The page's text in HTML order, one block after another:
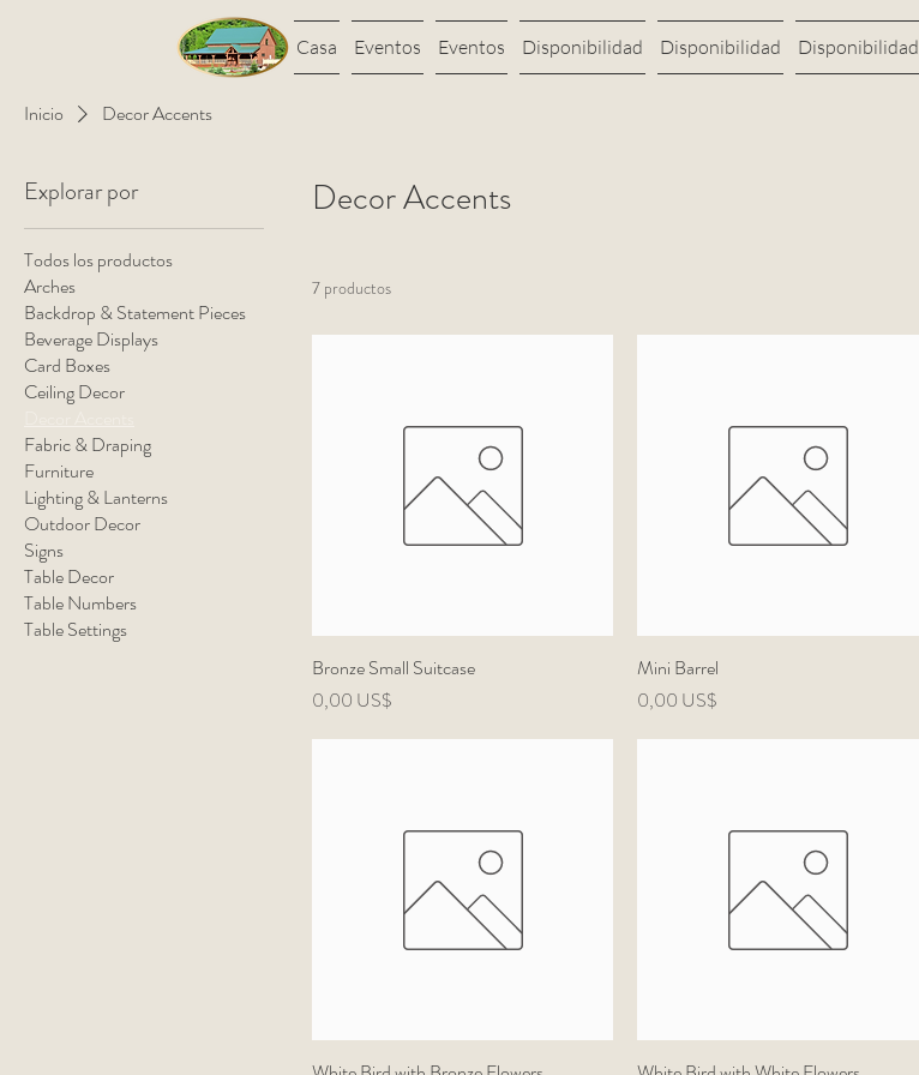
Casa Eventos Eventos Disponibilidad Disponibilidad Disponibilidad
Inicio Decor Accents
Explorar por
Todos los productos
Arches
Backdrop & Statement Pieces
Beverage Displays
Card Boxes
Ceiling Decor
Fabric & Draping
Furniture
Lighting & Lanterns
Outdoor Decor
Signs
Table Decor
Table Numbers
Table Settings
Decor Accents
7 productos
Bronze Small Suitcase
Precio
0,00 US$
Mini Barrel
Precio
0,00 US$